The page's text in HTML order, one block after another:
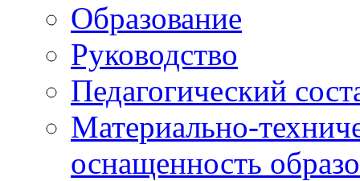
Образование
Руководство
Педагогический
Материально-
оснащенность